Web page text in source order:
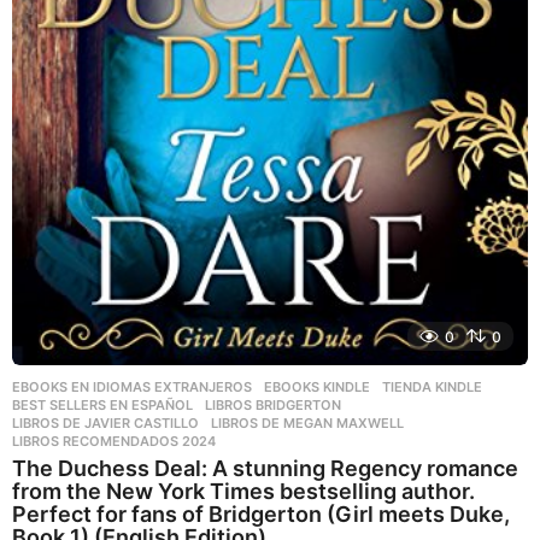
0 0
EBOOKS EN IDIOMAS EXTRANJEROS ,EBOOKS KINDLE ,TIENDA KINDLE
BEST SELLERS EN ESPAÑOL
,LIBROS BRIDGERTON
LIBROS DE JAVIER CASTILLO
,LIBROS DE MEGAN MAXWELL
LIBROS RECOMENDADOS 2024
The Duchess Deal: A stunning Regency romance
from the New York Times bestselling author.
Perfect for fans of Bridgerton (Girl meets Duke,